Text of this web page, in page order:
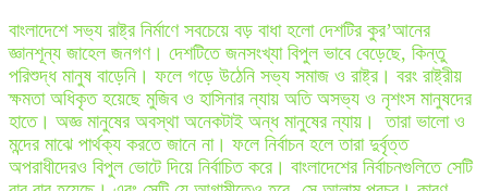
বাংলাদেশে সভ্য রাষ্ট্র নির্মাণে সবচেয়ে বড় বাধা হলো দেশটির কুর’আনের
জ্ঞানশূন্য জাহেল জনগণ। দেশটিতে জনসংখ্যা বিপুল ভাবে বেড়েছে, কিন্তু
পরিশুদ্ধ মানুষ বাড়েনি। ফলে গড়ে উঠেনি সভ্য সমাজ ও রাষ্ট্র। বরং রাষ্ট্রীয়
ক্ষমতা অধিকৃত হয়েছে মুজিব ও হাসিনার ন্যায় অতি অসভ্য ও নৃশংস মানুষদের
হাতে। অজ্ঞ মানুষের অবস্থা অনেকটাই অন্ধ মানুষের ন্যায়। ‌ তারা ভালো ও
মন্দের মাঝে পার্থক্য করতে জানে না। ফলে নির্বাচন হলে তারা দুর্বৃত্ত
অপরাধীদেরও বিপুল ভোটে দিয়ে নির্বাচিত করে। বাংলাদেশের নির্বাচনগুলিতে সেটি